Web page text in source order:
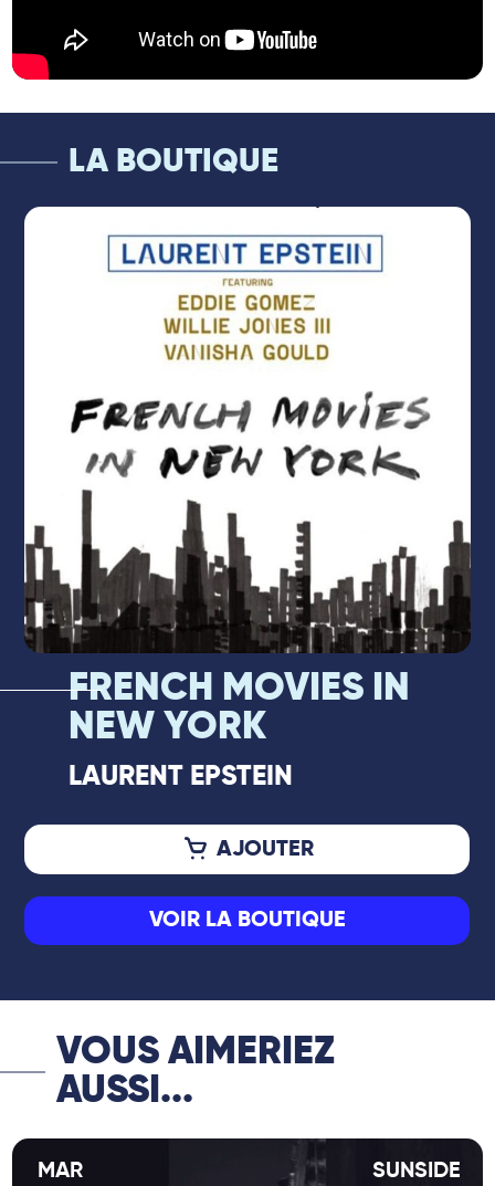
bassiste, devenu le directeur artistique que
l’on connaît, qu’il choisit de solliciter pour
concevoir un projet à la mesure de ses
mieux se connaître et va peu à peu se
dessiner un album qui revisite les grandes
mélodies du cinéma français. Après
réflexion et explorations, se révèle une liste
de films et de bandes originales qui en
nous content l’histoire : de Duvivier à
Lelouch, de Tati à Truffaut, ou Caro et
Jeunet, portés par les compositions de Van
Parys, Delerue, de Roubaix, Sarde, Rezvani
Laurent Epstein est lancé, et il souhaite
enregistrer l‘album à New York, se nourrir de
ce terreau inépuisable, s’abreuver au plus
près de la source.
LA BOUTIQUE
FRENCH MOVIES IN
NEW YORK
LAURENT EPSTEIN
AJOUTER
VOIR LA BOUTIQUE
VOUS AIMERIEZ
AUSSI...
MAR SUNSIDE